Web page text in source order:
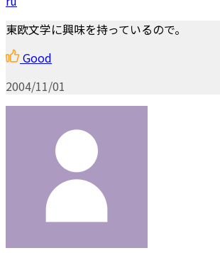
東欧文学に興味を持っているので。
Good
2004/11/01